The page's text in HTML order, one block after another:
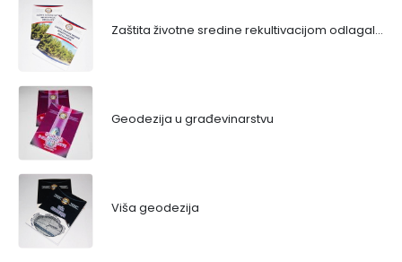
Zaštita životne sredine rekultivacijom odlagališta
Geodezija u građevinarstvu
Viša geodezija